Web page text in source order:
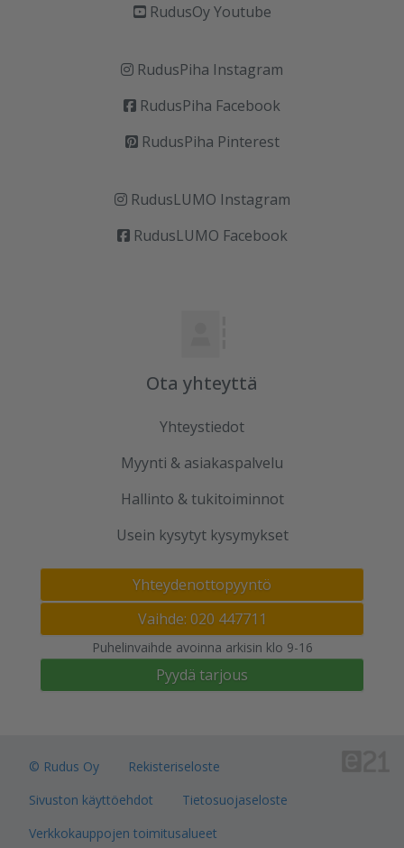
RudusOy Youtube
RudusPiha Instagram
RudusPiha Facebook
RudusPiha Pinterest
RudusLUMO Instagram
RudusLUMO Facebook
Ota yhteyttä
Yhteystiedot
Myynti & asiakaspalvelu
Hallinto & tukitoiminnot
Usein kysytyt kysymykset
Yhteydenottopyyntö
Vaihde: 020 447711
Puhelinvaihde avoinna arkisin klo 9-16
Pyydä tarjous
© Rudus Oy
Rekisteriseloste
Sivuston käyttöehdot
Tietosuojaseloste
Verkkokauppojen toimitusalueet